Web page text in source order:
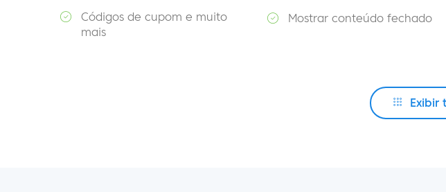
Códigos de cupom e muito
mais
Mostrar conteúdo fechado
Exibir